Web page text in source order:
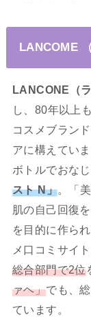
LANCOME
LANCONE（ラ
し、80年以上
コスメブラン
アに構えてい
ボトルでおな
スト N」。「
肌の自己回復
を目的に作ら
メ口コミサイ
総合部門で2位
ァヘ」でも、
ています。